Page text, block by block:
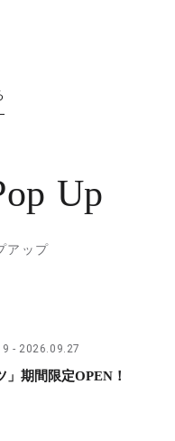
Up
アップ
2026.09.27
」期間限定OPEN！